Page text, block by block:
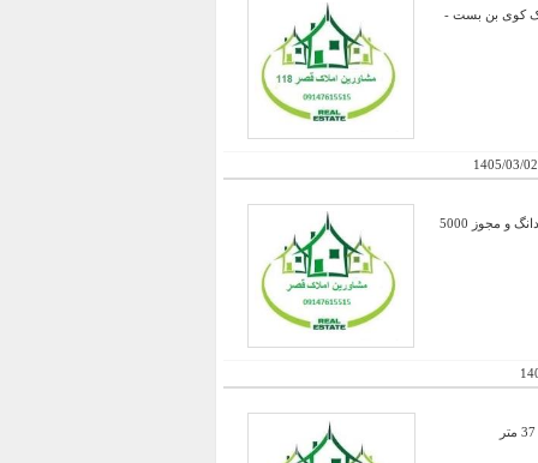
یک کوی بن بست -
1405/03/02
فروش فوری مجتمع تفریحی سیاحتی و تالار مراسم و رستوران در بهترین موقعیت آب و هوایی منطقه - دارای سند 6 دانگ و مجوز 5000